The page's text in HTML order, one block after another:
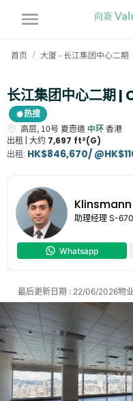
首页 / 大厦 - 长江集团中心二期
长江集团中心二期
热搜
高层, 10号 夏悫道 中环香港
出租 | 大约 7,697 ft²(G)
出租: HK$846,670/
助理经理 S-
Whatsapp
物
最后更新日期 : 22/06/2026